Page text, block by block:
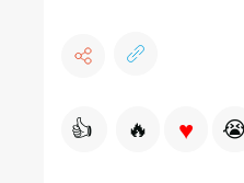
👍 🔥 ♥